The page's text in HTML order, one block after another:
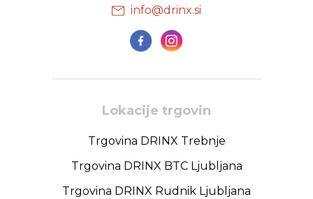
info@drinx.si
Lokacije trgovin
Trgovina DRINX Trebnje
Trgovina DRINX BTC Ljubljana
Trgovina DRINX Rudnik Ljubljana